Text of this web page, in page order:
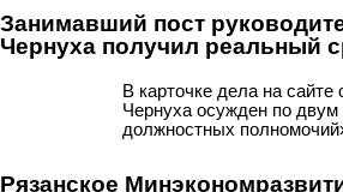
Занимавший пост
Чернуха получил реальный
В карточке дела на сайте
Чернуха осужден по
должностных
Рязанское